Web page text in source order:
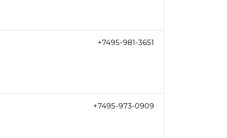
+7495-981-3651
+7495-973-0909